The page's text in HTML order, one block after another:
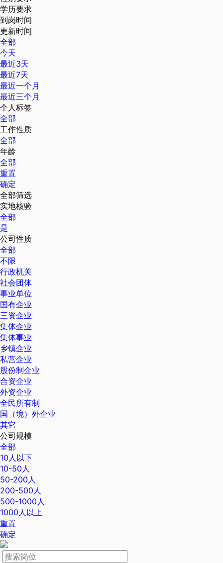
学历要求
到岗时间
更新时间
全部
今天
最近3天
最近7天
最近一个月
最近三个月
个人标签
全部
工作性质
全部
年龄
全部
重置
确定
全部筛选
实地核验
全部
是
公司性质
全部
不限
行政机关
社会团体
事业单位
国有企业
三资企业
集体企业
集体事业
乡镇企业
私营企业
股份制企业
合资企业
外资企业
全民所有制
国（境）外企业
其它
公司规模
全部
10人以下
10-50人
50-200人
200-500人
500-1000人
1000人以上
重置
确定